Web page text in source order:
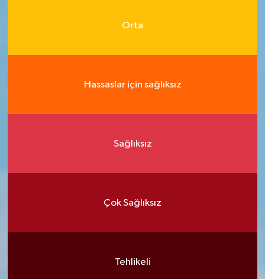
Orta
Hassaslar için sağlıksız
Sağlıksız
Çok Sağlıksız
Tehlikeli